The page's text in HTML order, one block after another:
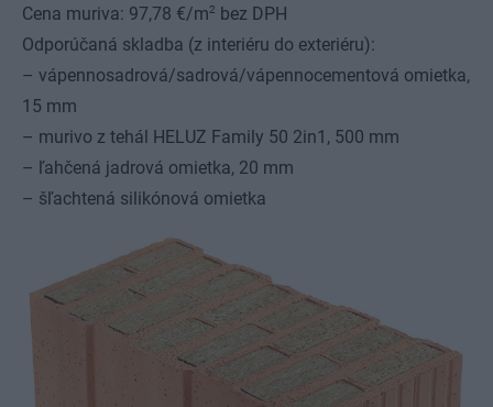
Cena muriva: 97,78 €/m2 bez DPH
Odporúčaná skladba (z interiéru do exteriéru):
– vápennosadrová/sadrová/vápennocementová omietka,
15 mm
– murivo z tehál HELUZ Family 50 2in1, 500 mm
– ľahčená jadrová omietka, 20 mm
– šľachtená silikónová omietka